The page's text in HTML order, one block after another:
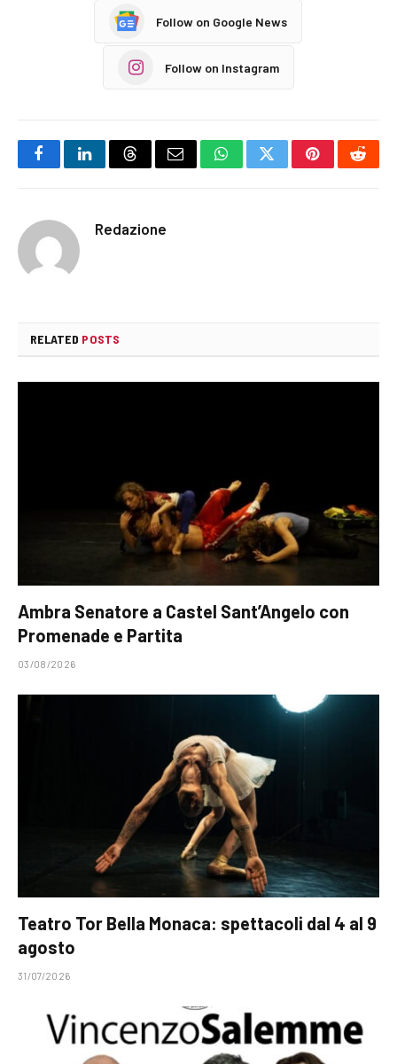
Follow on Google News
Follow on Instagram
FacebookLinkedInThreadsEmail WhatsAppTwitterPinterest
Redazione
RELATED POSTS
Ambra Senatore a Castel Sant’Angelo con
Promenade e Partita
03/08/2026
Teatro Tor Bella Monaca: spettacoli dal 4 al 9
agosto
31/07/2026